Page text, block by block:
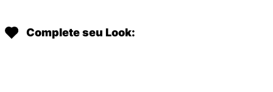
Complete seu Look: